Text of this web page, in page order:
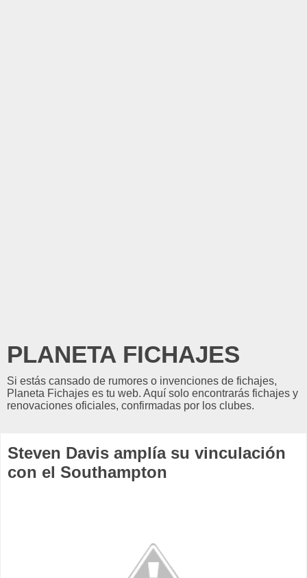
PLANETA FICHAJES
Si estás cansado de rumores o invenciones de fichajes,
Planeta Fichajes es tu web. Aquí solo encontrarás fichajes y
renovaciones oficiales, confirmadas por los clubes.
Steven Davis amplía su vinculación
con el Southampton